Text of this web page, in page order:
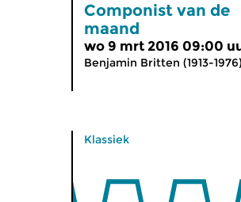
Componist van de
maand
wo 9 mrt 2016 09:00
Benjamin Britten (1913-
Klassiek